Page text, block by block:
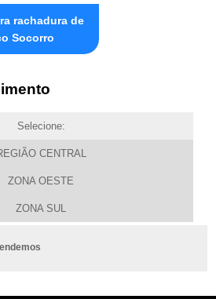
rachadura de
Socorro
Selecione:
CENTRAL
ZONA OESTE
ZONA SUL